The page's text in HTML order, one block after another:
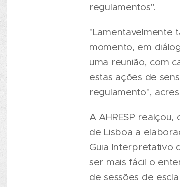
regulamentos".
"Lamentavelmente
momento, em
uma reunião, com
estas ações de
regulamento",
A AHRESP
de Lisboa a
Guia Interpretativo
ser mais fácil o
de sessões de